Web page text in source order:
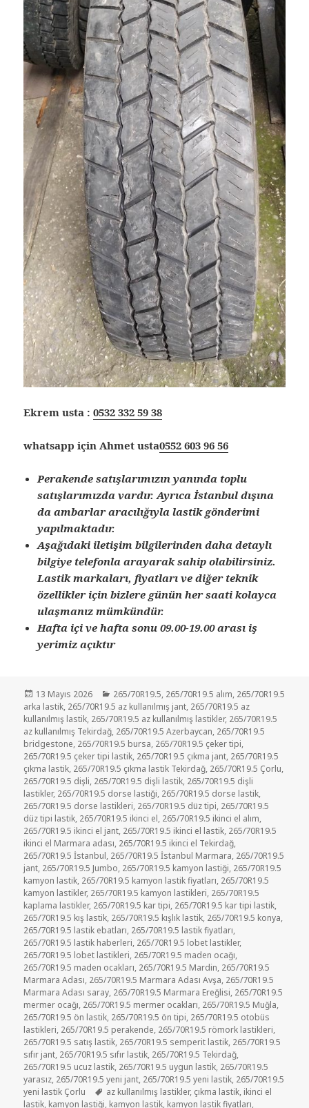
Ekrem usta :0532 332 59 38
whatsapp için Ahmet usta0552 603 96 56
Perakende satışlarımızın yanında toplu
satışlarımızda vardır. Ayrıca İstanbul dışına
da ambarlar aracılığıyla lastik gönderimi
yapılmaktadır.
Aşağıdaki iletişim bilgilerinden daha detaylı
bilgiye telefonla arayarak sahip olabilirsiniz.
Lastik markaları, fiyatları ve diğer teknik
özellikler için bizlere günün her saati kolayca
ulaşmanız mümkündür.
Hafta içi ve hafta sonu 09.00-19.00 arası iş
yerimiz açıktır
Yayın
tarihi
13 Mayıs 2026 Kategoriler
265/70R19.5, 265/70R19.5 alım, 265/70R19.5
arka lastik, 265/70R19.5 az kullanılmış jant, 265/70R19.5 az
kullanılmış lastik, 265/70R19.5 az kullanılmış lastikler, 265/70R19.5
az kullanılmış Tekirdağ, 265/70R19.5 Azerbaycan, 265/70R19.5
bridgestone, 265/70R19.5 bursa, 265/70R19.5 çeker tipi,
265/70R19.5 çeker tipi lastik, 265/70R19.5 çıkma jant, 265/70R19.5
çıkma lastik, 265/70R19.5 çıkma lastik Tekirdağ, 265/70R19.5 Çorlu,
265/70R19.5 dişli, 265/70R19.5 dişli lastik, 265/70R19.5 dişli
lastikler, 265/70R19.5 dorse lastiği, 265/70R19.5 dorse lastik,
265/70R19.5 dorse lastikleri, 265/70R19.5 düz tipi, 265/70R19.5
düz tipi lastik, 265/70R19.5 ikinci el, 265/70R19.5 ikinci el alım,
265/70R19.5 ikinci el jant, 265/70R19.5 ikinci el lastik, 265/70R19.5
ikinci el Marmara adası, 265/70R19.5 ikinci el Tekirdağ,
265/70R19.5 İstanbul, 265/70R19.5 İstanbul Marmara, 265/70R19.5
jant, 265/70R19.5 Jumbo, 265/70R19.5 kamyon lastiği, 265/70R19.5
kamyon lastik, 265/70R19.5 kamyon lastik fiyatları, 265/70R19.5
kamyon lastikler, 265/70R19.5 kamyon lastikleri, 265/70R19.5
kaplama lastikler, 265/70R19.5 kar tipi, 265/70R19.5 kar tipi lastik,
265/70R19.5 kış lastik, 265/70R19.5 kışlık lastik, 265/70R19.5 konya,
265/70R19.5 lastik ebatları, 265/70R19.5 lastik fiyatları,
265/70R19.5 lastik haberleri, 265/70R19.5 lobet lastikler,
265/70R19.5 lobet lastikleri, 265/70R19.5 maden ocağı,
265/70R19.5 maden ocakları, 265/70R19.5 Mardin, 265/70R19.5
Marmara Adası, 265/70R19.5 Marmara Adası Avşa, 265/70R19.5
Marmara Adası saray, 265/70R19.5 Marmara Ereğlisi, 265/70R19.5
mermer ocağı, 265/70R19.5 mermer ocakları, 265/70R19.5 Muğla,
265/70R19.5 ön lastik, 265/70R19.5 ön tipi, 265/70R19.5 otobüs
lastikleri, 265/70R19.5 perakende, 265/70R19.5 römork lastikleri,
265/70R19.5 satış lastik, 265/70R19.5 semperit lastik, 265/70R19.5
sıfır jant, 265/70R19.5 sıfır lastik, 265/70R19.5 Tekirdağ,
265/70R19.5 ucuz lastik, 265/70R19.5 uygun lastik, 265/70R19.5
yarasız, 265/70R19.5 yeni jant, 265/70R19.5 yeni lastik, 265/70R19.5
yeni lastik Çorlu
Etiketler
az kullanılmış lastikler, çıkma lastik, ikinci el
lastik, kamyon lastiği, kamyon lastik, kamyon lastik fiyatları,